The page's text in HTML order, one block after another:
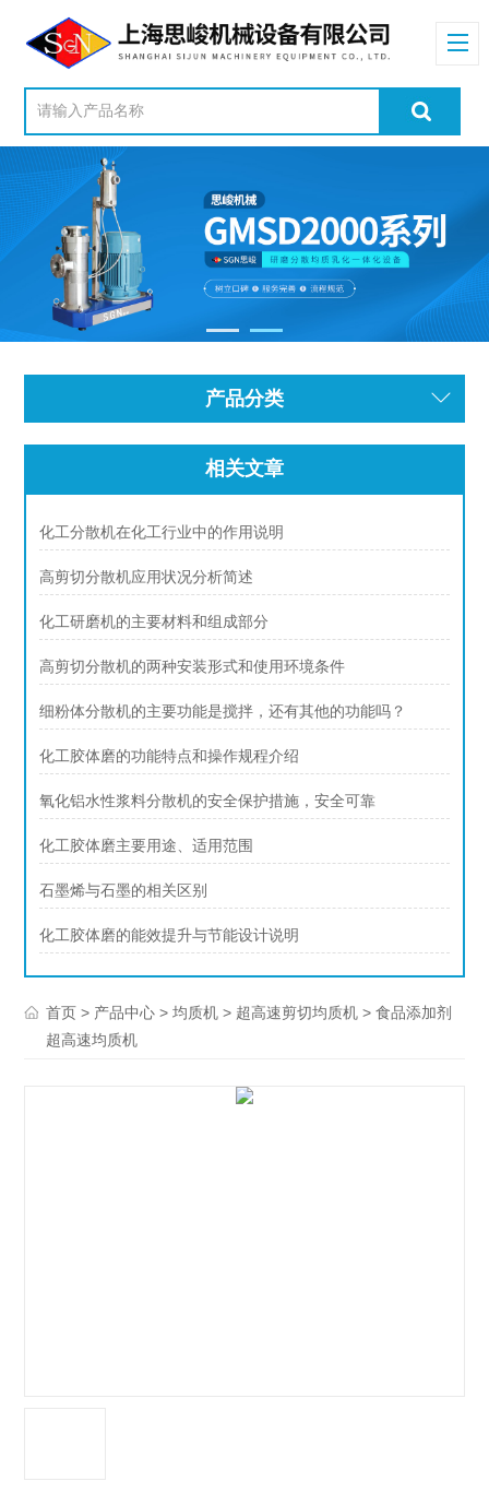
产品分类
相关文章
化工分散机在化工行业中的作用说明
高剪切分散机应用状况分析简述
化工研磨机的主要材料和组成部分
高剪切分散机的两种安装形式和使用环境条件
细粉体分散机的主要功能是搅拌，还有其他的功能吗？
化工胶体磨的功能特点和操作规程介绍
氧化铝水性浆料分散机的安全保护措施，安全可靠
化工胶体磨主要用途、适用范围
石墨烯与石墨的相关区别
化工胶体磨的能效提升与节能设计说明
首页 > 产品中心 >均质机 > 超高速剪切均质机 > 食品添加剂
超高速均质机